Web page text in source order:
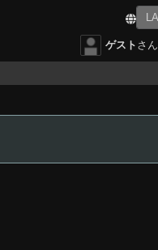
ゲスト さん